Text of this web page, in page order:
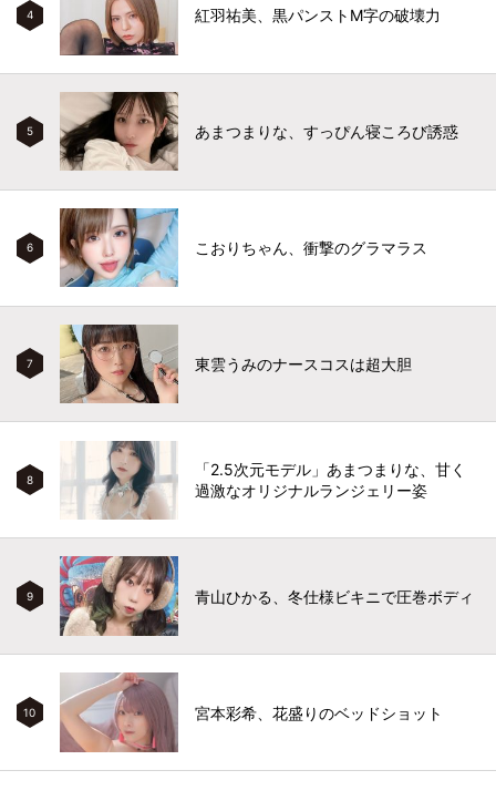
4 紅羽祐美、黒パンストM字の破壊力
5 あまつまりな、すっぴん寝ころび誘惑
6 こおりちゃん、衝撃のグラマラス
7 東雲うみのナースコスは超大胆
8
「2.5次元モデル」あまつまりな、甘く
過激なオリジナルランジェリー姿
9 青山ひかる、冬仕様ビキニで圧巻ボディ
10 宮本彩希、花盛りのベッドショット